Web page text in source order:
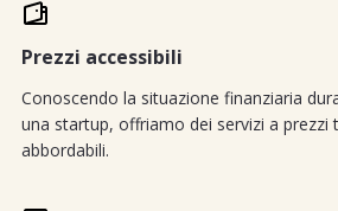
Prezzi accessibili
Conoscendo la situazione finanziaria
una startup, offriamo dei servizi a prezzi
abbordabili.